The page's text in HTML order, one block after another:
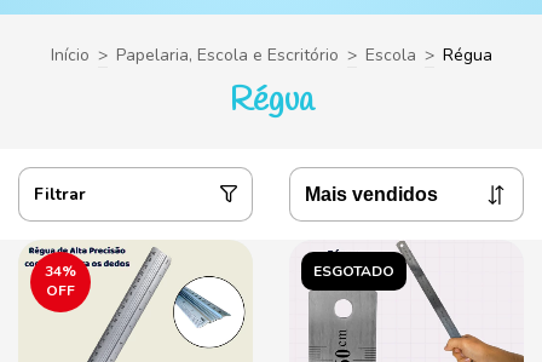
Início > Papelaria, Escola e Escritório > Escola > Régua
Régua
Filtrar
34%
OFF
ESGOTADO